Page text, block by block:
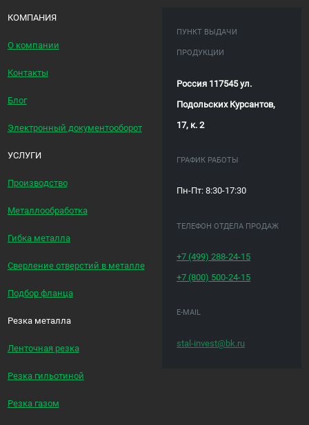
КОМПАНИЯ
О компании
Контакты
Блог
Электронный документооборот
УСЛУГИ
Производство
Металлообработка
Гибка металла
Сверление отверстий в металле
Подбор фланца
Резка металла
Ленточная резка
Резка гильотиной
Резка газом
ПУНКТ ВЫДАЧИ
ПРОДУКЦИИ
Россия 117545 ул.
Подольских Курсантов,
17, к. 2
ГРАФИК РАБОТЫ
Пн-Пт: 8:30-17:30
ТЕЛЕФОН ОТДЕЛА ПРОДАЖ
+7 (499) 288-24-15
+7 (800) 500-24-15
E-MAIL
stal-invest@bk.ru